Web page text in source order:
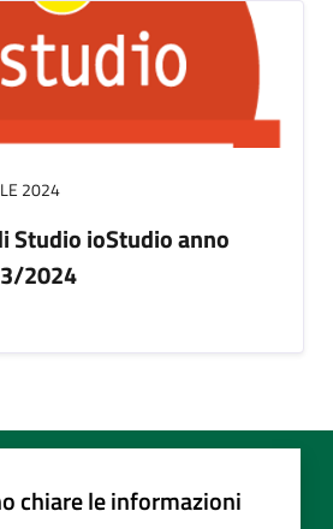
2024
Studio ioStudio anno
2024
chiare le informazioni